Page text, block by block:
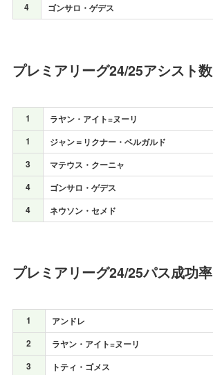
4 ゴンサロ・ゲデス
プレミアリーグ24/25アシスト数
1 ラヤン・アイト=ヌーリ
1 ジャン＝リクナー・ベルガルド
3 マテウス・クーニャ
4 ゴンサロ・ゲデス
4 ネウソン・セメド
プレミアリーグ24/25パス成功率
1 アンドレ
2 ラヤン・アイト=ヌーリ
3 トティ・ゴメス